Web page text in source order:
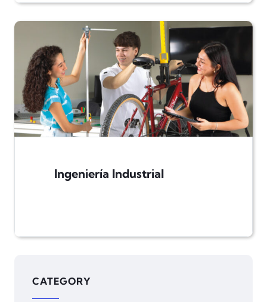
Ingeniería Industrial
CATEGORY